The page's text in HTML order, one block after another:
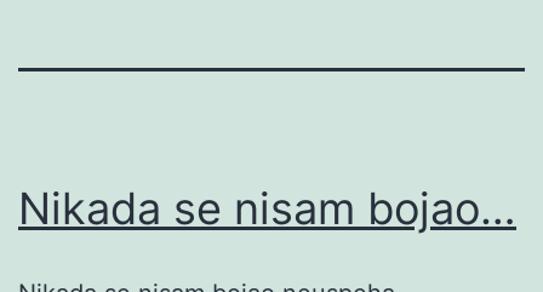
Nikada se nisam bojao…